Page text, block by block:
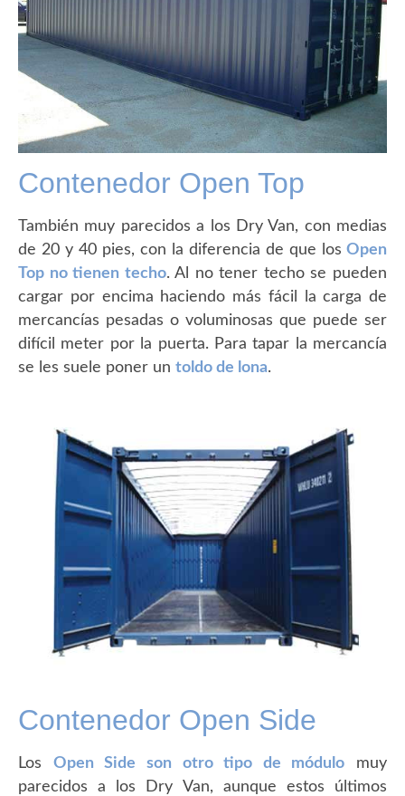
Contenedor Open Top
También muy parecidos a los Dry Van, con medias
de 20 y 40 pies, con la diferencia de que los Open
Top no tienen techo. Al no tener techo se pueden
cargar por encima haciendo más fácil la carga de
mercancías pesadas o voluminosas que puede ser
difícil meter por la puerta. Para tapar la mercancía
se les suele poner un toldo de lona.
Contenedor Open Side
Los Open Side son otro tipo de módulo muy
parecidos a los Dry Van, aunque estos últimos